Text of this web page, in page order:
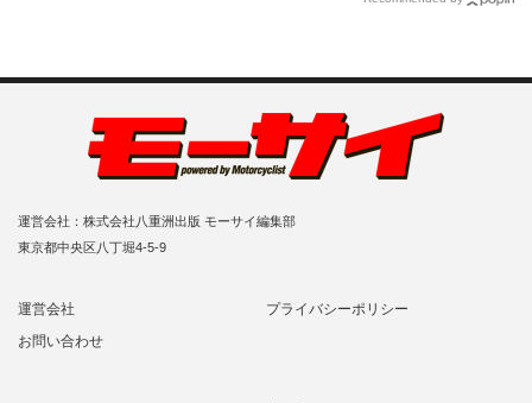
運営会社：株式会社八重洲出版 モーサイ編集部
東京都中央区八丁堀4-5-9
運営会社
プライバシーポリシー
お問い合わせ